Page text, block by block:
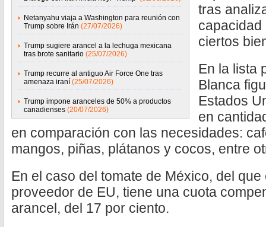
Netanyahu viaja a Washington para reunión con
Trump sobre Irán (27/07/2026)
Trump sugiere arancel a la lechuga mexicana
tras brote sanitario (25/07/2026)
Trump recurre al antiguo Air Force One tras
amenaza iraní (25/07/2026)
Trump impone aranceles de 50% a productos
canadienses (20/07/2026)
tras
capacidad
ciertos
En la lista
Blanca
Estados
en
en comparación con las necesidades:
mangos, piñas, plátanos y cocos, entre
En el caso del tomate de México, del
proveedor de EU, tiene una cuota
arancel, del 17 por ciento.